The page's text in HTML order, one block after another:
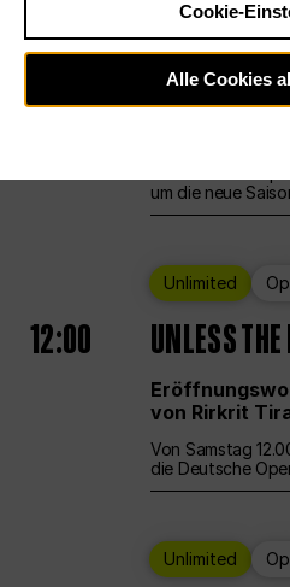
12:00
um die neue
Unlimited
12:00 UNLESS
von Rirkrit
Von Samstag
die Deutsche
Unlimited
Cookie-
Alle Cookies